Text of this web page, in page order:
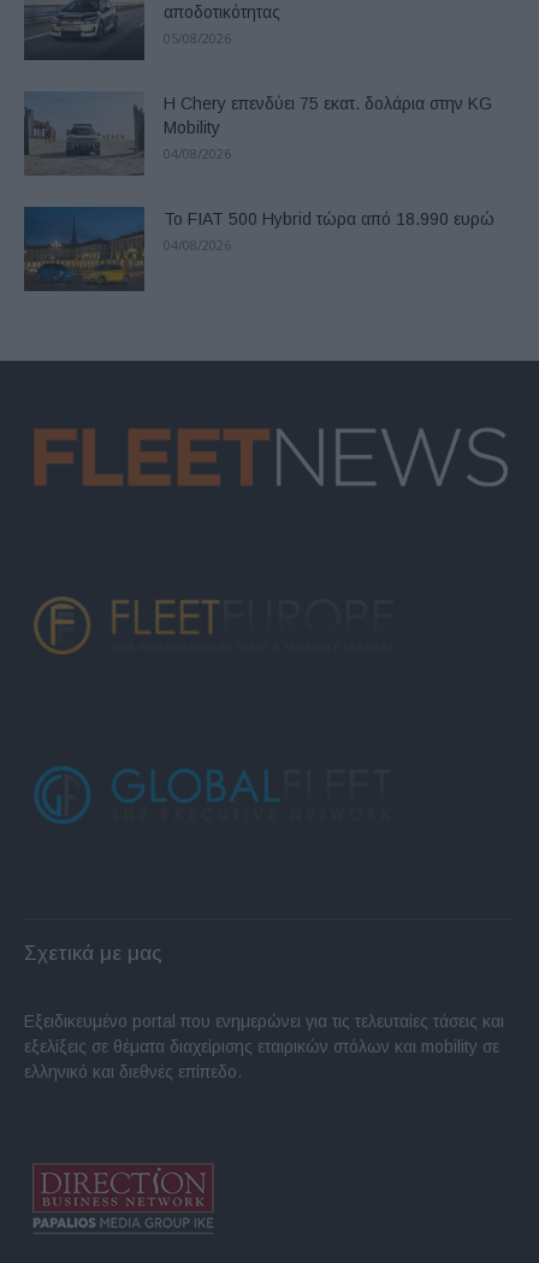
αποδοτικότητας
05/08/2026
Η Chery επενδύει 75 εκατ. δολάρια στην KG
Mobility
04/08/2026
Το FIAT 500 Hybrid τώρα από 18.990 ευρώ
04/08/2026
Σχετικά με μας
Εξειδικευμένο portal που ενημερώνει για τις τελευταίες τάσεις και
εξελίξεις σε θέματα διαχείρισης εταιρικών στόλων και mobility σε
ελληνικό και διεθνές επίπεδο.